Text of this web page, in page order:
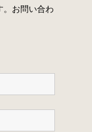
。お問い合わ